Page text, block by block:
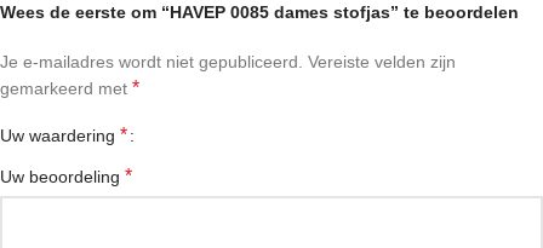
Wees de eerste om “HAVEP 0085 dames stofjas” te beoordelen
Je e-mailadres wordt niet gepubliceerd. Vereiste velden zijn
gemarkeerd met *
Uw waardering *
Uw beoordeling *